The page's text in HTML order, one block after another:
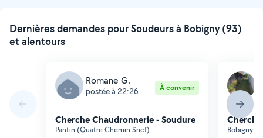
Dernières demandes pour Soudeurs à Bobigny (93)
et alentours
Romane G.
postée à 22:26 À convenir
Cherche Chaudronnerie - Soudure
Pantin (Quatre Chemin Sncf)
Bobigny